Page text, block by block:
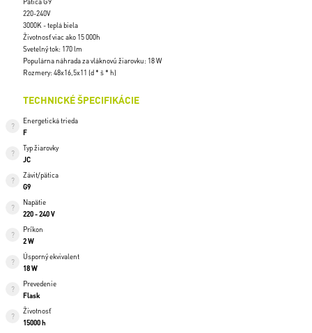
220-240V
3000K - teplá biela
Životnosť viac ako 15 000h
Svetelný tok: 170 lm
Populárna náhrada za vláknovú žiarovku: 18 W
Rozmery: 48x16,5x11 (d * š * h)
TECHNICKÉ ŠPECIFIKÁCIE
Energetická trieda
F
Typ žiarovky
JC
Závit/pätica
G9
Napätie
220 - 240 V
Príkon
2 W
Úsporný ekvivalent
18 W
Prevedenie
Flask
Životnosť
15000 h